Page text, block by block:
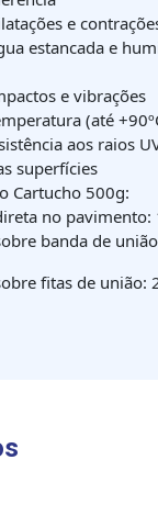
e
estancada e
e vibrações
(até
aos raios
superfícies
Cartucho 500g:
no
banda de
fitas de união: